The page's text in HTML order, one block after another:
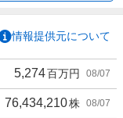
情報提供元について
5,274百万円 08/07
76,434,210株 08/07